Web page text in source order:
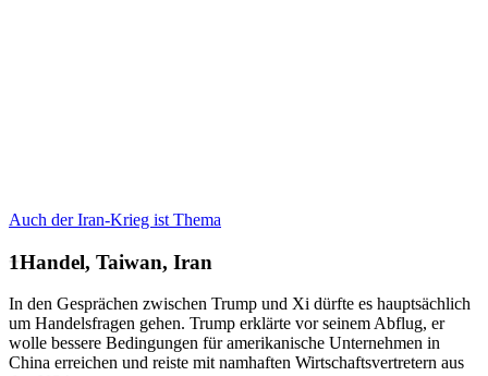
Auch der Iran-Krieg ist Thema
Handel, Taiwan, Iran
In den Gesprächen zwischen Trump und Xi dürfte es hauptsächlich
um Handelsfragen gehen. Trump erklärte vor seinem Abflug, er
wolle bessere Bedingungen für amerikanische Unternehmen in
China erreichen und reiste mit namhaften Wirtschaftsvertretern aus